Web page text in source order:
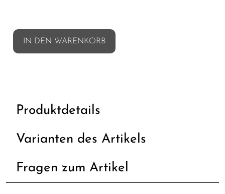
IN DEN WARENKORB
Produktdetails
Varianten des Artikels
Fragen zum Artikel